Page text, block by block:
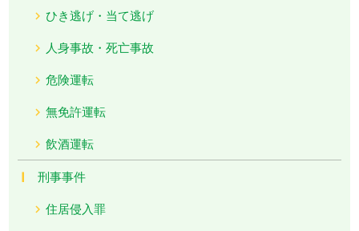
ひき逃げ・当て逃げ
人身事故・死亡事故
危険運転
無免許運転
飲酒運転
刑事事件
住居侵入罪